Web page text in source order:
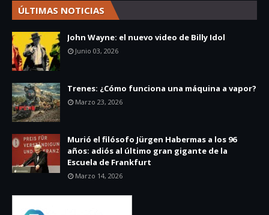
ÚLTIMAS NOTICIAS
John Wayne: el nuevo video de Billy Idol
Junio 03, 2026
Trenes: ¿Cómo funciona una máquina a vapor?
Marzo 23, 2026
Murió el filósofo Jürgen Habermas a los 96
años: adiós al último gran gigante de la
Escuela de Frankfurt
Marzo 14, 2026